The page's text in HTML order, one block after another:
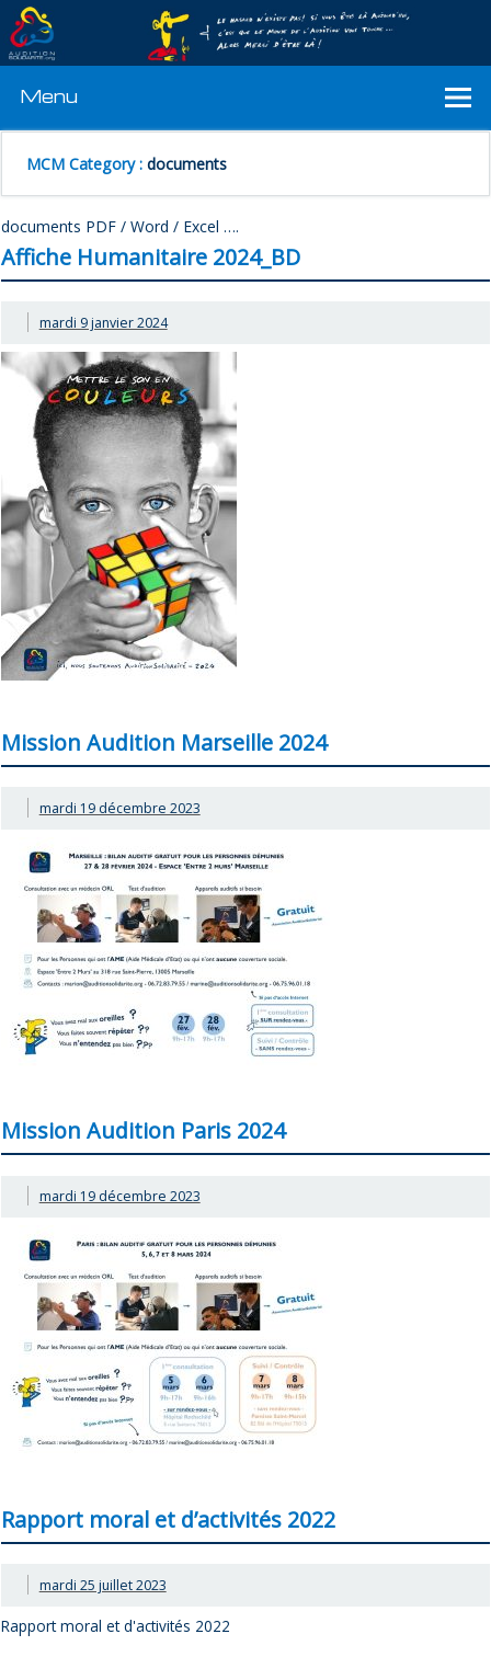
Menu
MCM Category : documents
documents PDF / Word / Excel ….
Affiche Humanitaire 2024_BD
mardi 9 janvier 2024
Mission Audition Marseille 2024
mardi 19 décembre 2023
Mission Audition Paris 2024
mardi 19 décembre 2023
Rapport moral et d’activités 2022
mardi 25 juillet 2023
Rapport moral et d'activités 2022